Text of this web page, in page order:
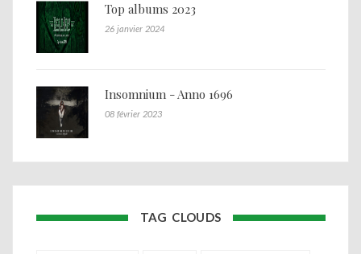
Top albums 2023
26 janvier 2024
Insomnium - Anno 1696
08 février 2023
TAG CLOUDS